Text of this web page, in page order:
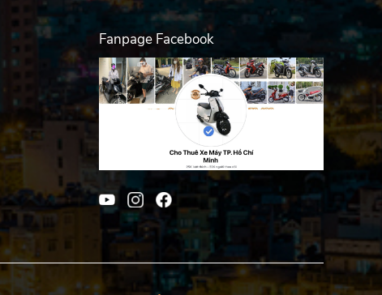
Fanpage Facebook